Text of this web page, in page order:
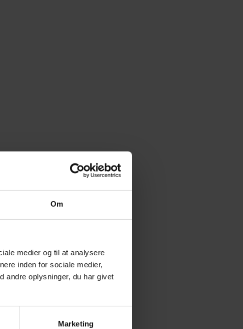
Om
medier og til at analysere
inden for sociale medier,
andre oplysninger, du har givet
Marketing